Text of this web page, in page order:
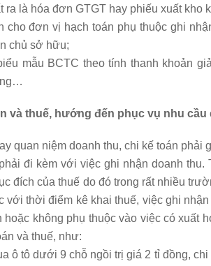
ra là hóa đơn GTGT hay phiếu xuất kho
đơn vị hạch toán phụ thuộc ghi
chủ sở hữu;
mẫu BCTC theo tính thanh khoản
và thuế, hướng đến phục vụ nhu
quan niệm doanh thu, chi kế toán phải
đi kèm với việc ghi nhận doanh thu.
đích của thuế do đó trong rất nhiều
với thời điểm kê khai thuế, việc ghi
hoặc không phụ thuộc vào việc có xuất
và thuế, như:
ô tô dưới 9 chỗ ngồi trị giá 2 tỉ đồng,